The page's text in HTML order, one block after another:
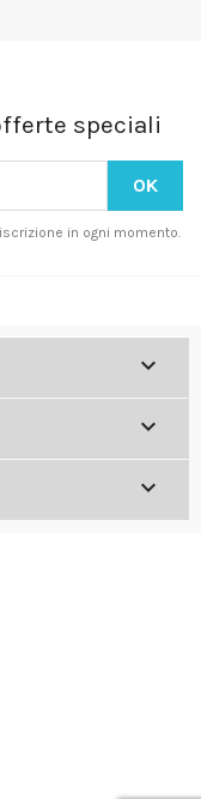
speciali
in ogni momento.


